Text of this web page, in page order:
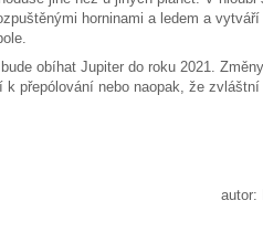
horninami a ledem a
obíhat Jupiter do roku 2021.
přepólování nebo naopak, že zvláštní
autor: